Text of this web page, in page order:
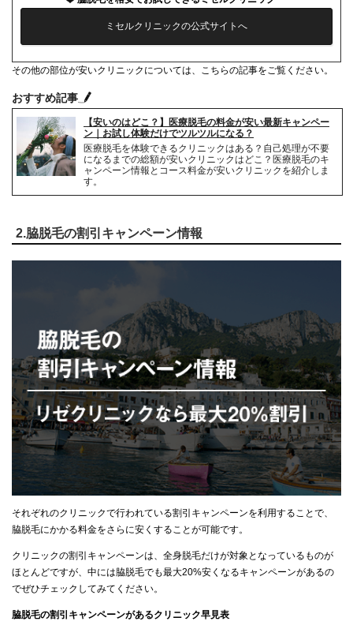
ミセルクリニックの公式サイトへ
その他の部位が安いクリニックについては、こちらの記事をご覧ください。
おすすめ記事
【安いのはどこ？】医療脱毛の料金が安い最新キャンペー
ン｜お試し体験だけでツルツルになる？
医療脱毛を体験できるクリニックはある？自己処理が不要
になるまでの総額が安いクリニックはどこ？医療脱毛のキ
ャンペーン情報とコース料金が安いクリニックを紹介しま
す。
2.脇脱毛の割引キャンペーン情報
それぞれのクリニックで行われている割引キャンペーンを利用することで、
脇脱毛にかかる料金をさらに安くすることが可能です。
クリニックの割引キャンペーンは、全身脱毛だけが対象となっているものが
ほとんどですが、中には脇脱毛でも最大20%安くなるキャンペーンがあるの
でぜひチェックしてみてください。
脇脱毛の割引キャンペーンがあるクリニック早見表